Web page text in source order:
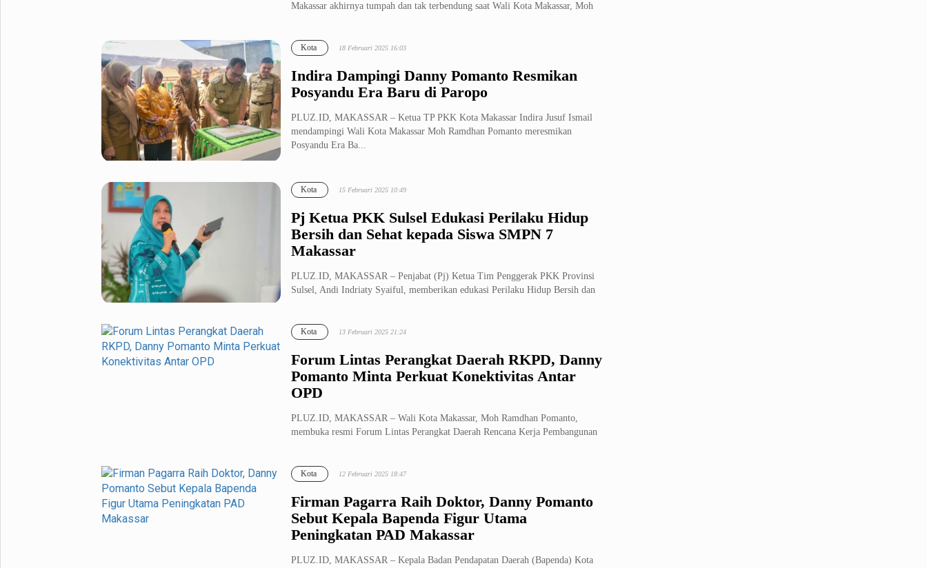
Makassar akhirnya tumpah dan tak terbendung saat Wali Kota Makassar, Moh
Indira Dampingi Danny Pomanto Resmikan
Posyandu Era Baru di Paropo
Kota 18 Februari 2025 16:03
PLUZ.ID, MAKASSAR – Ketua TP PKK Kota Makassar Indira Jusuf Ismail
mendampingi Wali Kota Makassar Moh Ramdhan Pomanto meresmikan
Posyandu Era Ba...
Pj Ketua PKK Sulsel Edukasi Perilaku Hidup
Bersih dan Sehat kepada Siswa SMPN 7
Makassar
Kota 15 Februari 2025 10:49
PLUZ.ID, MAKASSAR – Penjabat (Pj) Ketua Tim Penggerak PKK Provinsi
Sulsel, Andi Indriaty Syaiful, memberikan edukasi Perilaku Hidup Bersih dan
Forum Lintas Perangkat Daerah RKPD, Danny
Pomanto Minta Perkuat Konektivitas Antar
OPD
Kota 13 Februari 2025 21:24
PLUZ.ID, MAKASSAR – Wali Kota Makassar, Moh Ramdhan Pomanto,
membuka resmi Forum Lintas Perangkat Daerah Rencana Kerja Pembangunan
Firman Pagarra Raih Doktor, Danny Pomanto
Sebut Kepala Bapenda Figur Utama
Peningkatan PAD Makassar
Kota 12 Februari 2025 18:47
PLUZ.ID, MAKASSAR – Kepala Badan Pendapatan Daerah (Bapenda) Kota